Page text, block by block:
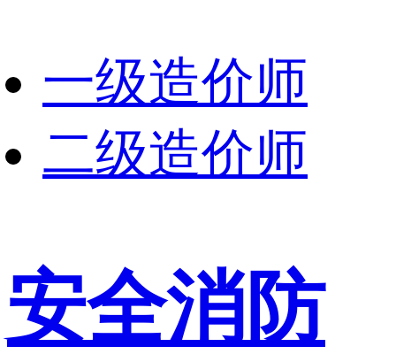
一级造价师
二级造价师
安全消防